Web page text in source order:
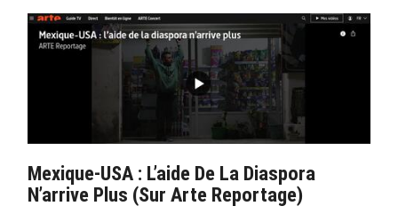
Mexique-USA : L’aide De La Diaspora
N’arrive Plus (sur Arte Reportage)